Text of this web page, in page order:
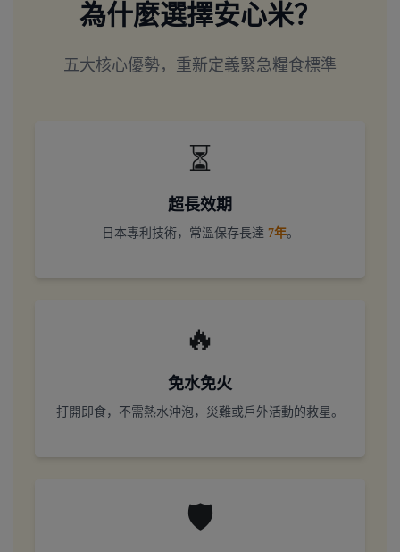
為什麼選擇安心米？
五大核心優勢，重新定義緊急糧食標準
⏳
超長效期
日本專利技術，常溫保存長達 7年。
🔥
免水免火
打開即食，不需熱水沖泡，災難或戶外活動的救星。
🛡️